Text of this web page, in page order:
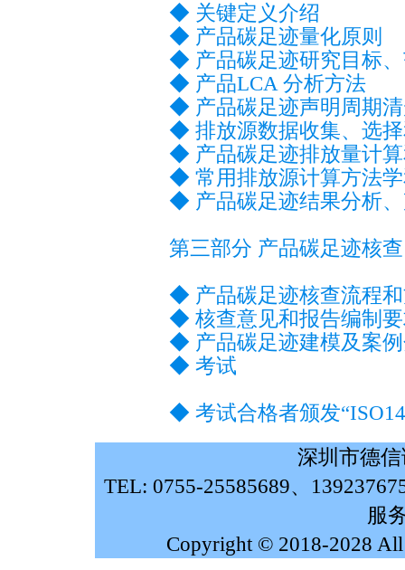
◆ 关键定义介绍
◆ 产品碳足迹量化原则
◆ 产品碳足迹研究目标
◆ 产品LCA 分析方法
◆ 产品碳足迹声明周期
◆ 排放源数据收集、选
◆ 产品碳足迹排放量计
◆ 常用排放源计算方法
◆ 产品碳足迹结果分析
第三部分 产品碳足迹核查
◆ 产品碳足迹核查流程
◆ 核查意见和报告编制
◆ 产品碳足迹建模及案
◆ 考试
◆ 考试合格者颁发
深圳市德
TEL: 0755-25585689、
服
Copyright © 2018-2028